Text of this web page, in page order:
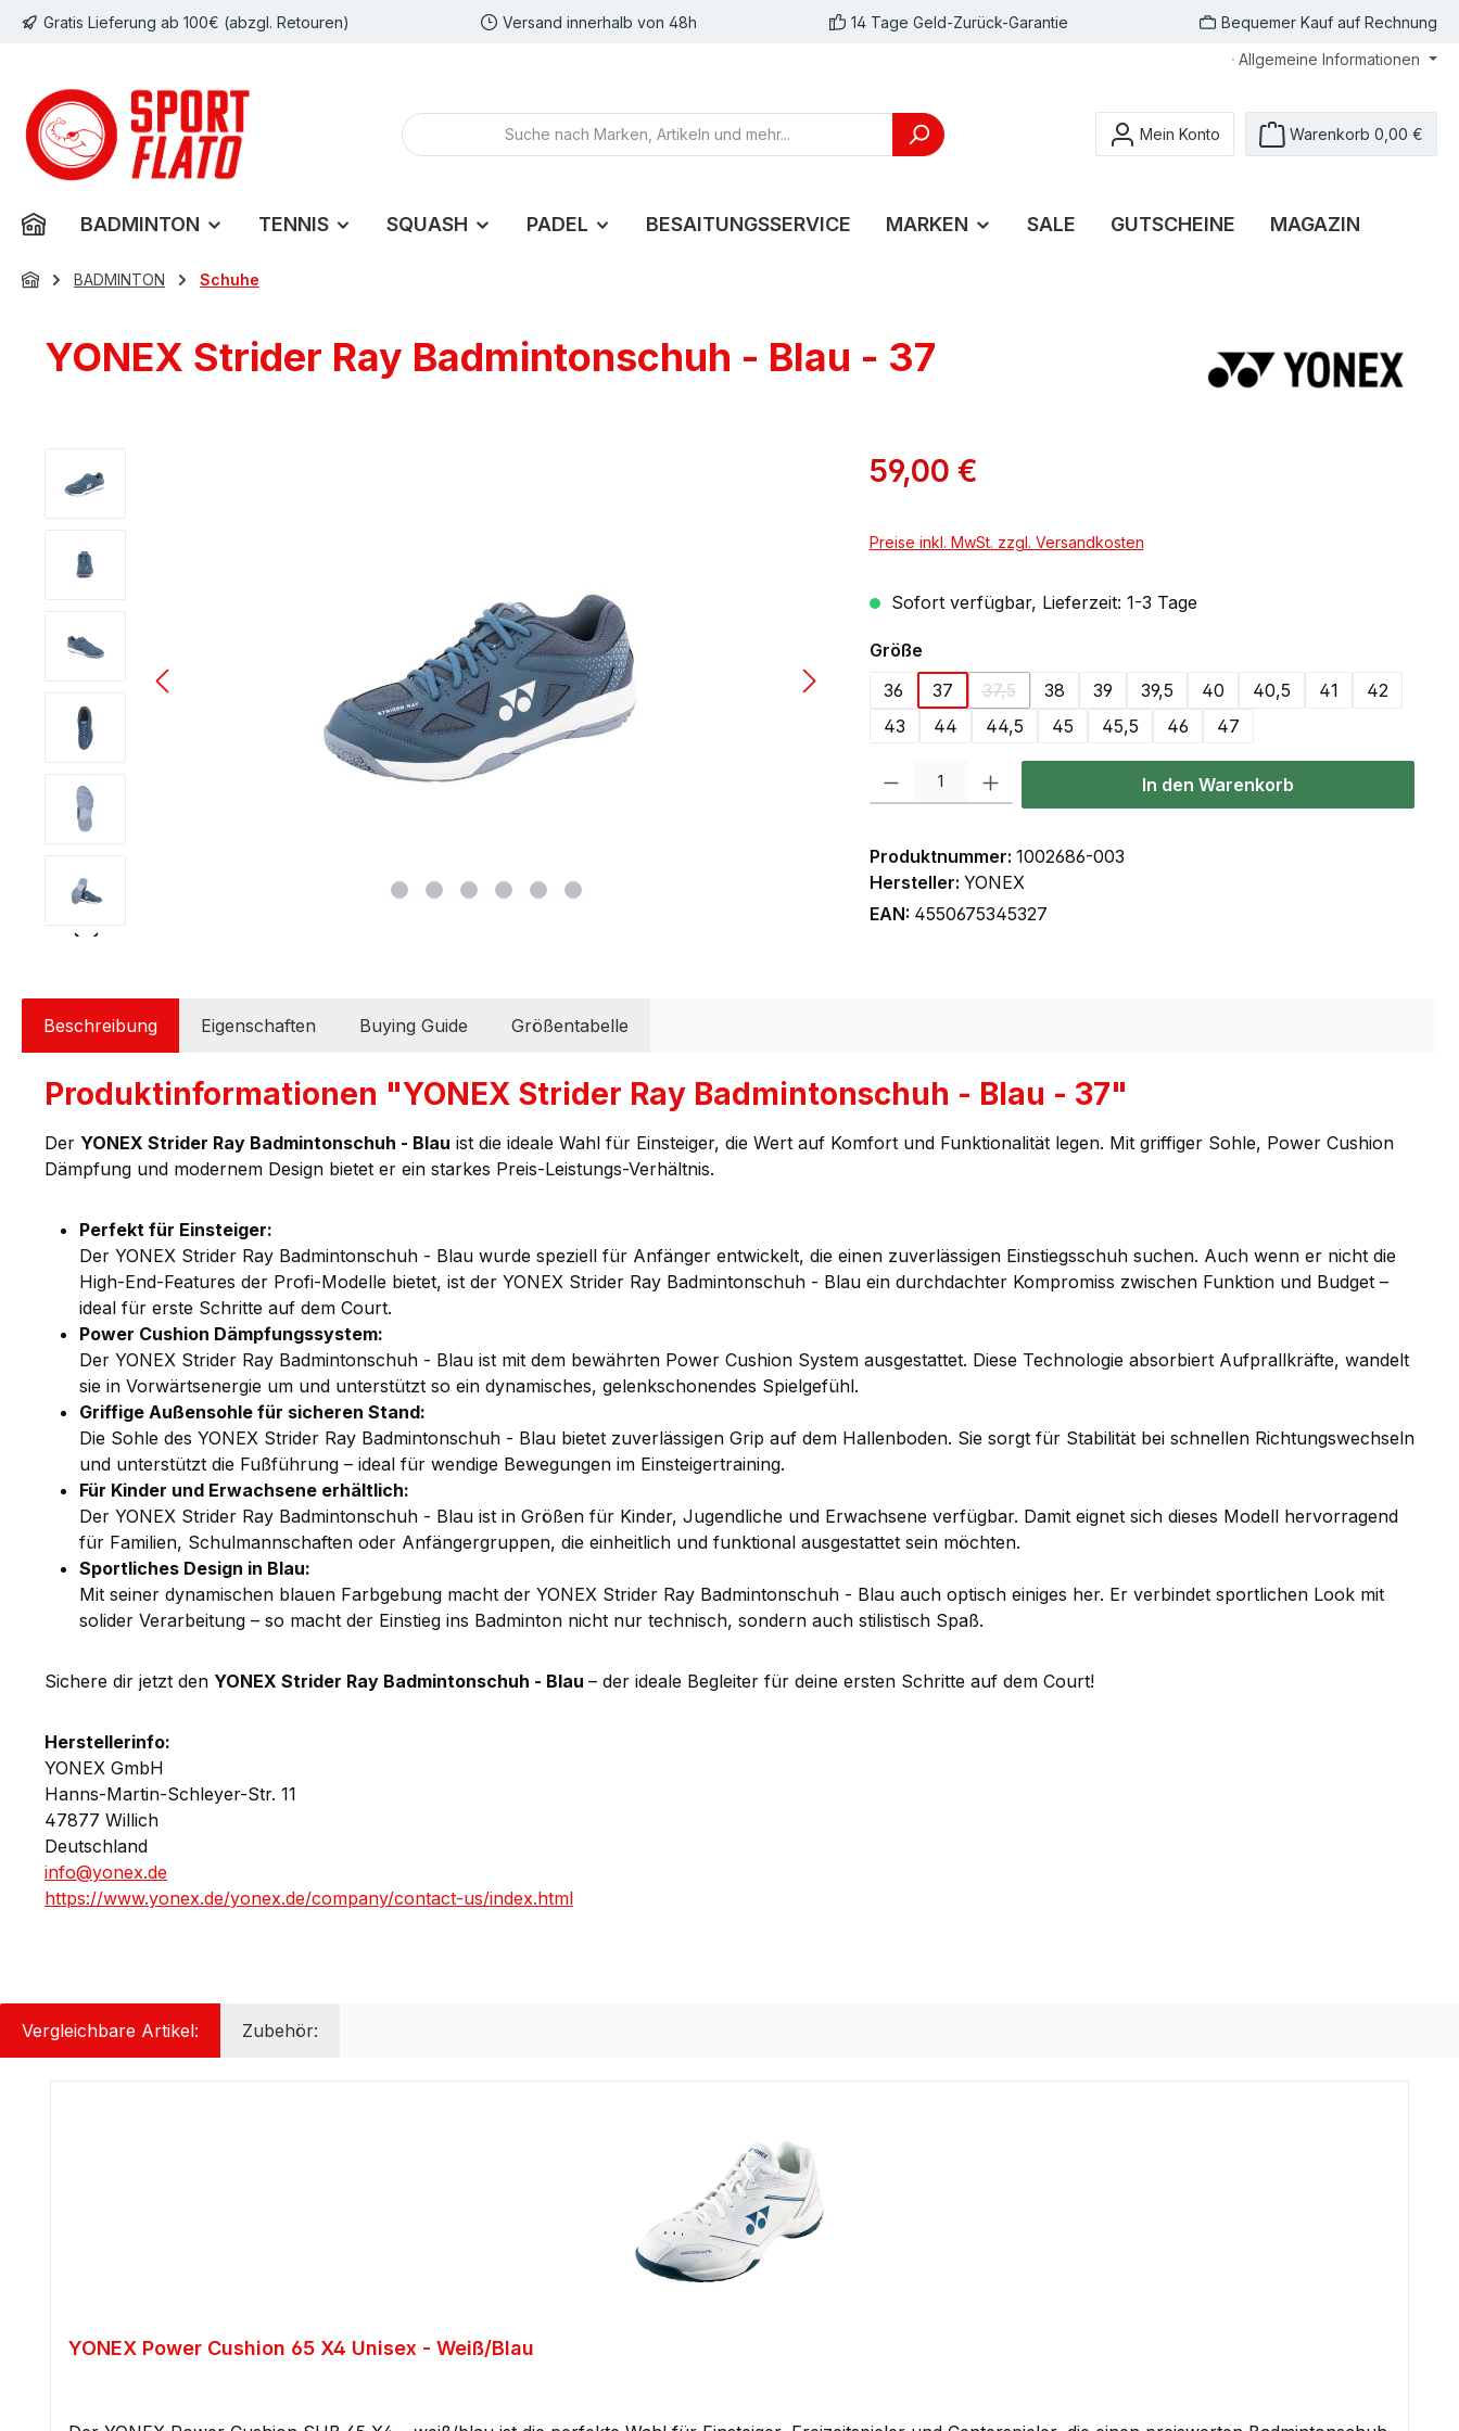
Hauptinhalt springen
Zur Suche springen
Zur Hauptnavigation springen
Gratis Lieferung ab 100€ (abzgl. Retouren) Versand innerhalb von 48h 14 Tage Geld-Zurück-Garantie Bequemer Kauf auf Rechnung
Allgemeine Informationen
Mein Konto Warenkorb 0,00 €
BADMINTON TENNIS SQUASH PADEL BESAITUNGSSERVICE MARKEN SALE GUTSCHEINE MAGAZIN
BADMINTON Schuhe
YONEX Strider Ray Badmintonschuh - Blau - 37
59,00 €
Preise inkl. MwSt. zzgl. Versandkosten
Sofort verfügbar, Lieferzeit: 1-3 Tage
Größeauswählen
36
37 37,5
(Diese Option ist zurzeit nicht verfügbar.)
38 39 39,5 40 40,5 41
42
43
44 44,5 45 45,5 46 47
Produkt Anzahl: Gib den gewünschten Wert ein oder benutze die Schaltflächen
In den Warenkorb
Produktnummer: 1002686-003
Hersteller: YONEX
EAN: 4550675345327
Beschreibung Eigenschaften Buying Guide Größentabelle
Produktinformationen "YONEX Strider Ray Badmintonschuh - Blau - 37"
Der YONEX Strider Ray Badmintonschuh - Blau ist die ideale Wahl für Einsteiger, die Wert auf Komfort und Funktionalität legen. Mit griffiger Sohle, Power Cushion
Dämpfung und modernem Design bietet er ein starkes Preis-Leistungs-Verhältnis.
Perfekt für Einsteiger:
Der YONEX Strider Ray Badmintonschuh - Blau wurde speziell für Anfänger entwickelt, die einen zuverlässigen Einstiegsschuh suchen. Auch wenn er nicht die
High-End-Features der Profi-Modelle bietet, ist der YONEX Strider Ray Badmintonschuh - Blau ein durchdachter Kompromiss zwischen Funktion und Budget –
ideal für erste Schritte auf dem Court.
Power Cushion Dämpfungssystem:
Der YONEX Strider Ray Badmintonschuh - Blau ist mit dem bewährten Power Cushion System ausgestattet. Diese Technologie absorbiert Aufprallkräfte, wandelt
sie in Vorwärtsenergie um und unterstützt so ein dynamisches, gelenkschonendes Spielgefühl.
Griffige Außensohle für sicheren Stand:
Die Sohle des YONEX Strider Ray Badmintonschuh - Blau bietet zuverlässigen Grip auf dem Hallenboden. Sie sorgt für Stabilität bei schnellen Richtungswechseln
und unterstützt die Fußführung – ideal für wendige Bewegungen im Einsteigertraining.
Für Kinder und Erwachsene erhältlich:
Der YONEX Strider Ray Badmintonschuh - Blau ist in Größen für Kinder, Jugendliche und Erwachsene verfügbar. Damit eignet sich dieses Modell hervorragend
für Familien, Schulmannschaften oder Anfängergruppen, die einheitlich und funktional ausgestattet sein möchten.
Sportliches Design in Blau:
Mit seiner dynamischen blauen Farbgebung macht der YONEX Strider Ray Badmintonschuh - Blau auch optisch einiges her. Er verbindet sportlichen Look mit
solider Verarbeitung – so macht der Einstieg ins Badminton nicht nur technisch, sondern auch stilistisch Spaß.
Sichere dir jetzt den YONEX Strider Ray Badmintonschuh - Blau – der ideale Begleiter für deine ersten Schritte auf dem Court!
Herstellerinfo:
YONEX GmbH
Hanns-Martin-Schleyer-Str. 11
47877 Willich
Deutschland
info@yonex.de
https://www.yonex.de/yonex.de/company/contact-us/index.html
Vergleichbare Artikel: Zubehör:
YONEX Power Cushion 65 X4 Unisex - Weiß/Blau